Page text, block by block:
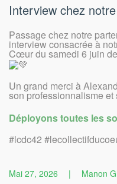
Interview chez
Passage chez notre
interview consacrée à
Cœur du samedi 6 juin
Un grand merci à
son professionnalisme
Déployons toutes les
#lcdc42
Mai 27, 2026 | Manon